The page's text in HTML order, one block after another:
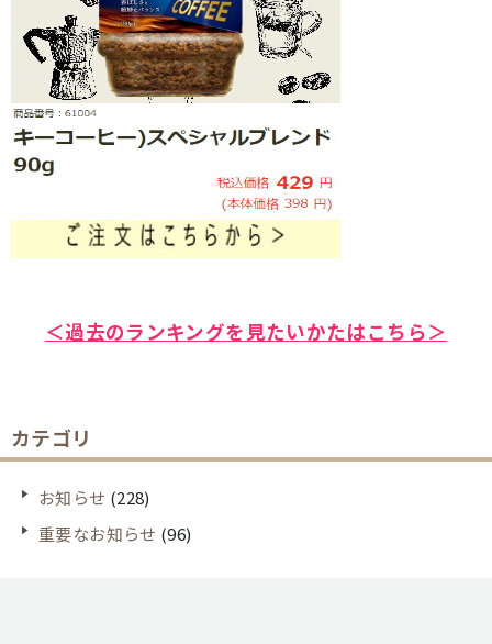
＜過去のランキングを見たいかたはこちら＞
カテゴリ
お知らせ (228)
重要なお知らせ (96)